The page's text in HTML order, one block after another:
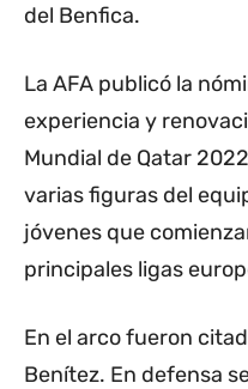
del Benfica.
La AFA publicó la
experiencia y
Mundial de Qatar
varias figuras del
jóvenes que
principales ligas
En el arco fueron
Benítez. En defensa